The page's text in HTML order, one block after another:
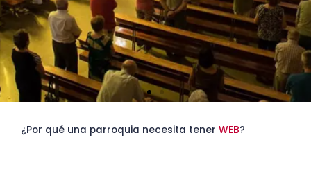
¿Por qué una parroquia necesita tener WEB?